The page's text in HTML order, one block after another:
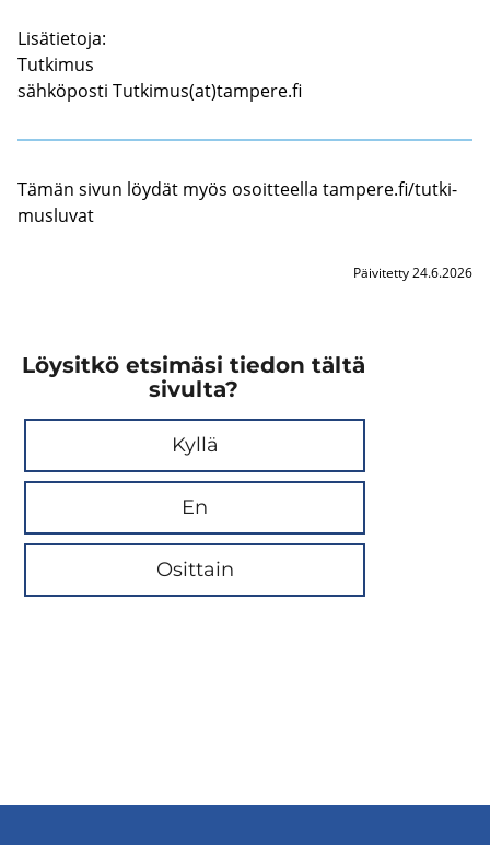
Li­sä­tie­to­ja:
Tut­ki­mus
säh­kö­pos­ti Tut­ki­mus(at)tam­pe­re.fi
Tämän sivun löy­dät myös osoit­teel­la tam­pe­re.fi/tut­ki­
mus­lu­vat
Päivitetty 24.6.2026
Löysitkö etsimäsi tiedon tältä
sivulta?
Kyllä
En
Osittain